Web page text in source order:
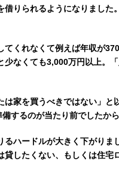
借りられるようになりまし
てくれなくて例えば年収が
少なくても3,000万円以上。
は家を買うべきではない」と
するのが当たり前でしたから
るハードルが大きく下がりま
貸したくない、もしくは住宅